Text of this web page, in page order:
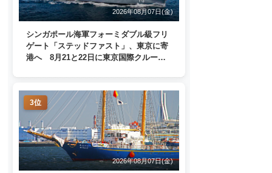
2026年08月07日(金)
シンガポール海軍フォーミダブル級フリ
ゲート「ステッドファスト」、東京に寄
港へ 8月21と22日に東京国際クルーズ
3位
2026年08月07日(金)